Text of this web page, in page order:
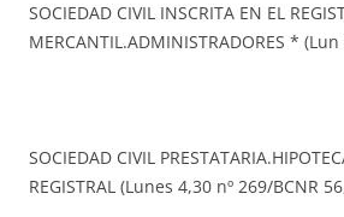
SOCIEDAD CIVIL INSCRITA EN EL
MERCANTIL.ADMINISTRADORES *
SOCIEDAD CIVIL
REGISTRAL (Lunes 4,30 nº 269/BCNR